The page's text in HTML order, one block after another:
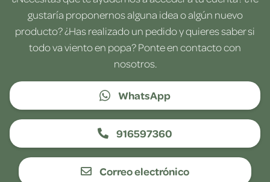
gustaría proponernos alguna idea o algún nuevo
producto? ¿Has realizado un pedido y quieres saber si
todo va viento en popa? Ponte en contacto con
nosotros.
WhatsApp
916597360
Correo electrónico